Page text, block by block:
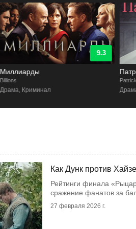
9.3
Миллиарды
Billions
Драма, Криминал
Как Дунк против
Рейтинги финала
сражение фанатов за
27 февраля 2026 г.